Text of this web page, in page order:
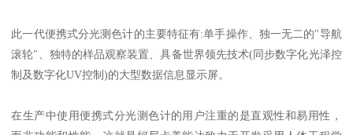
此一代便携式分光测色计的主要特征有:单手操作、独一无二的"导航
滚轮"、独特的样品观察装置、具备世界领先技术(同步数字化光泽控
制及数字化UV控制)的大型数据信息显示屏。
在生产中使用便携式分光测色计的用户注重的是直观性和易用性，